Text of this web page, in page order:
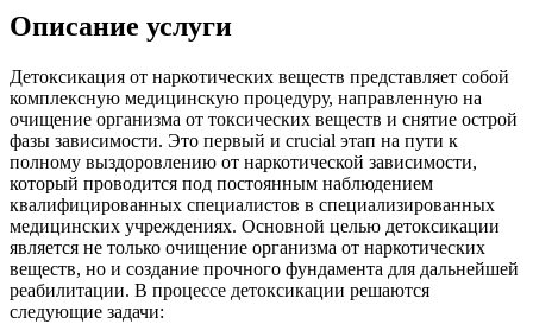
Описание услуги
Детоксикация от наркотических веществ представляет собой
комплексную медицинскую процедуру, направленную на
очищение организма от токсических веществ и снятие острой
фазы зависимости. Это первый и crucial этап на пути к
полному выздоровлению от наркотической зависимости,
который проводится под постоянным наблюдением
квалифицированных специалистов в специализированных
медицинских учреждениях. Основной целью детоксикации
является не только очищение организма от наркотических
веществ, но и создание прочного фундамента для дальнейшей
реабилитации. В процессе детоксикации решаются
следующие задачи: